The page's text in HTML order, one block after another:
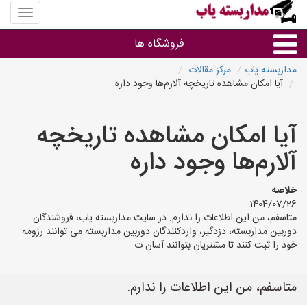
منوی
سایت
یاب
فروشگاه ها
براساس مشخصات ظاهری
براساس برند
فروشندگان دوربین مداربسته
مداربسته یاب
مرکز مقالات
آیا امکان مشاهده تاریخچه آلارم‌ها وجود داره
آیا امکان مشاهده تاریخچه
آلارم‌ها وجود داره
خلاصه
1404/07/26
متاسفم، من این اطلاعات را ندارم. در سایت مداربسته یاب، فروشندگان
دوربین مداربسته، دزدگیر، واردکنندگان دوربین مداربسته می توانند رزومه
خود را ثبت کنند تا مشتریان بتوانند آسان ت
متاسفم، من این اطلاعات را ندارم.